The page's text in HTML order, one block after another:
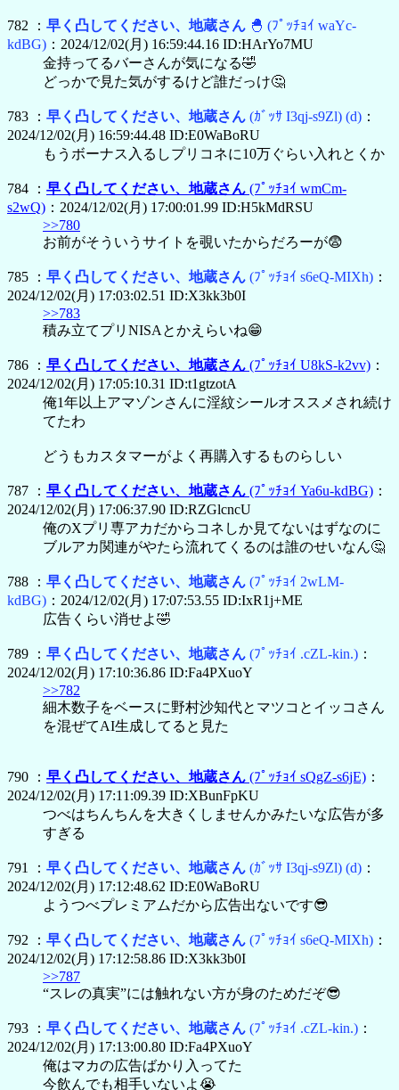
782 ： 早く凸してください、地蔵さん 🐣 (ﾌﾟｯﾁｮｲ waYc-
kdBG) ：2024/12/02(月) 16:59:44.16 ID:HArYo7MU
金持ってるバーさんが気になる🤣
どっかで見た気がするけど誰だっけ🤔
783 ： 早く凸してください、地蔵さん (ｶﾞｯｻ I3qj-s9Zl) (d) ：
2024/12/02(月) 16:59:44.48 ID:E0WaBoRU
もうボーナス入るしプリコネに10万ぐらい入れとくか
784 ： 早く凸してください、地蔵さん (ﾌﾟｯﾁｮｲ wmCm-
s2wQ) ：2024/12/02(月) 17:00:01.99 ID:H5kMdRSU
>>780
お前がそういうサイトを覗いたからだろーが😨
785 ： 早く凸してください、地蔵さん (ﾌﾟｯﾁｮｲ s6eQ-MIXh) ：
2024/12/02(月) 17:03:02.51 ID:X3kk3b0I
>>783
積み立てプリNISAとかえらいね😁
786 ： 早く凸してください、地蔵さん (ﾌﾟｯﾁｮｲ U8kS-k2vv) ：
2024/12/02(月) 17:05:10.31 ID:t1gtzotA
俺1年以上アマゾンさんに淫紋シールオススメされ続け
てたわ
どうもカスタマーがよく再購入するものらしい
787 ： 早く凸してください、地蔵さん (ﾌﾟｯﾁｮｲ Ya6u-kdBG) ：
2024/12/02(月) 17:06:37.90 ID:RZGlcncU
俺のXプリ専アカだからコネしか見てないはずなのに
ブルアカ関連がやたら流れてくるのは誰のせいなん🤔
788 ： 早く凸してください、地蔵さん (ﾌﾟｯﾁｮｲ 2wLM-
kdBG) ：2024/12/02(月) 17:07:53.55 ID:IxR1j+ME
広告くらい消せよ🤣
789 ： 早く凸してください、地蔵さん (ﾌﾟｯﾁｮｲ .cZL-kin.) ：
2024/12/02(月) 17:10:36.86 ID:Fa4PXuoY
>>782
細木数子をベースに野村沙知代とマツコとイッコさん
を混ぜてAI生成してると見た
790 ： 早く凸してください、地蔵さん (ﾌﾟｯﾁｮｲ sQgZ-s6jE) ：
2024/12/02(月) 17:11:09.39 ID:XBunFpKU
つべはちんちんを大きくしませんかみたいな広告が多
すぎる
791 ： 早く凸してください、地蔵さん (ｶﾞｯｻ I3qj-s9Zl) (d) ：
2024/12/02(月) 17:12:48.62 ID:E0WaBoRU
ようつべプレミアムだから広告出ないです😎
792 ： 早く凸してください、地蔵さん (ﾌﾟｯﾁｮｲ s6eQ-MIXh) ：
2024/12/02(月) 17:12:58.86 ID:X3kk3b0I
>>787
“スレの真実”には触れない方が身のためだぞ😎
793 ： 早く凸してください、地蔵さん (ﾌﾟｯﾁｮｲ .cZL-kin.) ：
2024/12/02(月) 17:13:00.80 ID:Fa4PXuoY
俺はマカの広告ばかり入ってた
今飲んでも相手いないよ😭